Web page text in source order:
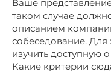
Ваше
таком случае
описанием
собеседование. Для
изучить доступную
Какие критерии